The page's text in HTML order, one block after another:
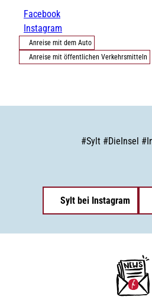
Facebook
Instagram
Anreise mit dem Auto
Anreise mit öffentlichen Verkehrsmitteln
#Sylt #DieInsel #
Sylt bei Instagram